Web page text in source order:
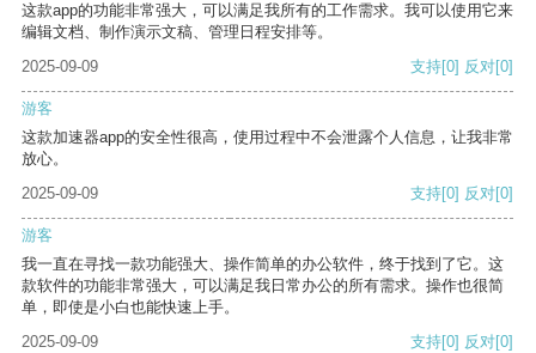
这款app的功能非常强大，可以满足我所有的工作需求。我可以使用它来
编辑文档、制作演示文稿、管理日程安排等。
2025-09-09
支持[0] 反对[0]
游客
这款加速器app的安全性很高，使用过程中不会泄露个人信息，让我非常
放心。
2025-09-09
支持[0] 反对[0]
游客
我一直在寻找一款功能强大、操作简单的办公软件，终于找到了它。这
款软件的功能非常强大，可以满足我日常办公的所有需求。操作也很简
单，即使是小白也能快速上手。
2025-09-09
支持[0] 反对[0]